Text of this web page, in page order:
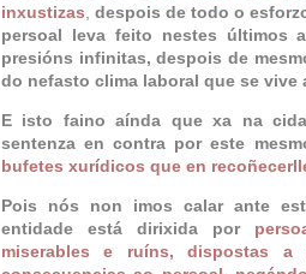
inxustizas despois de todo o
persoal leva feito nestes últimos
presións infinitas, despois de
do nefasto clima laboral que se vive
E isto faino aínda que xa na
sentenza en contra por este
bufetes xurídicos que en
Pois nós non imos calar ante
entidade está dirixida por
miserables e ruíns, dispostas a